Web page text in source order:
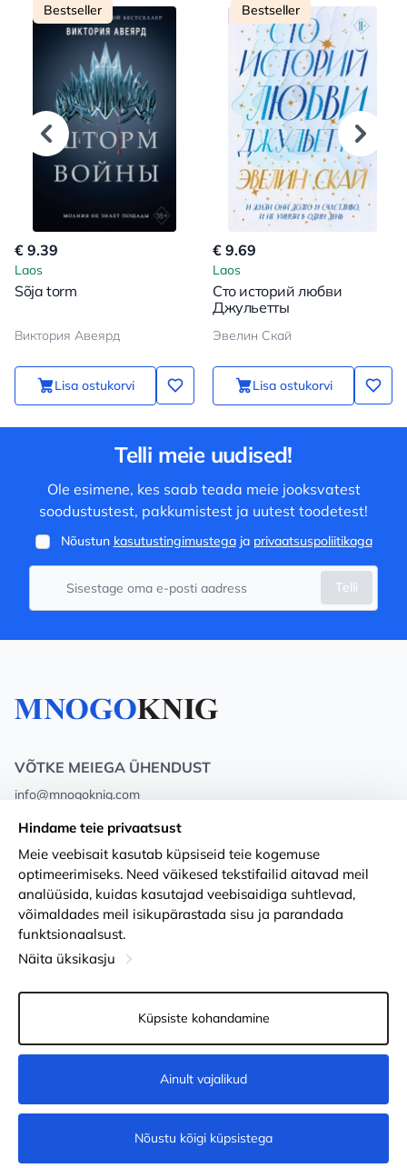
Ei ole saadaval
Bestseller
€ 9.39
Laos
Sõja torm
Виктория Авеярд
Lisa ostukorvi
Bestseller
€ 9.69
Laos
Сто историй любви
Джульетты
Эвелин Скай
Lisa ostukorvi
Telli meie uudised!
Ole esimene, kes saab teada meie jooksvatest
soodustustest, pakkumistest ja uutest toodetest!
Nõustun kasutustingimustegaja privaatsuspoliitikaga
Telli
VÕTKE MEIEGA ÜHENDUST
info@mnogoknig.com
Rīga, Augusta Deglava 69d, LV-1082
Meist
Poed
Kohaletoimetamine ja makse
Lojaalsuskaardid
PÕHJUST KOOSTÖÖKS
Privacy Policy
Tingimused
Kauba tagastamine
Küpsiste seaded
© 2011-2026MNOGOKNIG. All Rights Reserved.
Hindame teie privaatsust
Meie veebisait kasutab küpsiseid teie kogemuse
optimeerimiseks. Need väikesed tekstifailid aitavad meil
analüüsida, kuidas kasutajad veebisaidiga suhtlevad,
võimaldades meil isikupärastada sisu ja parandada
funktsionaalsust.
Näita üksikasju
Küpsiste kohandamine
Ainult vajalikud
Nõustu kõigi küpsistega